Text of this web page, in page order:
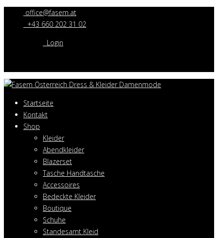
office@fasem.at
+43 660 202 31 02
Login
Startseite
Kontakt
Shop
Kleider
Abendkleider
Blazerset
Tasche Handtasche
Accessoires
Bedeckte Kleider
Boutique
Schuhe
Standesamt Kleid